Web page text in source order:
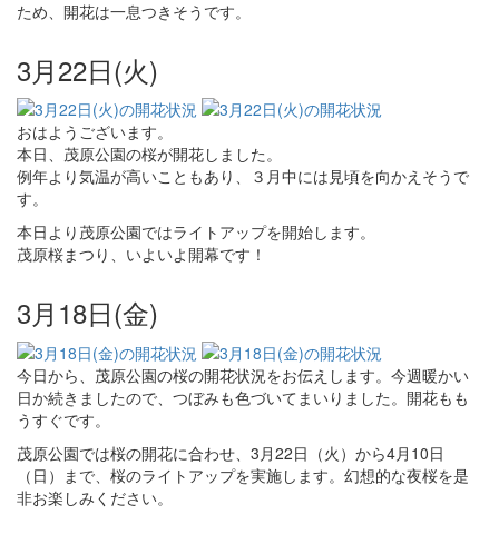
ため、開花は一息つきそうです。
3月22日(火)
おはようございます。
本日、茂原公園の桜が開花しました。
例年より気温が高いこともあり、３月中には見頃を向かえそうで
す。
本日より茂原公園ではライトアップを開始します。
茂原桜まつり、いよいよ開幕です！
3月18日(金)
今日から、茂原公園の桜の開花状況をお伝えします。今週暖かい
日か続きましたので、つぼみも色づいてまいりました。開花もも
うすぐです。
茂原公園では桜の開花に合わせ、3月22日（火）から4月10日
（日）まで、桜のライトアップを実施します。幻想的な夜桜を是
非お楽しみください。